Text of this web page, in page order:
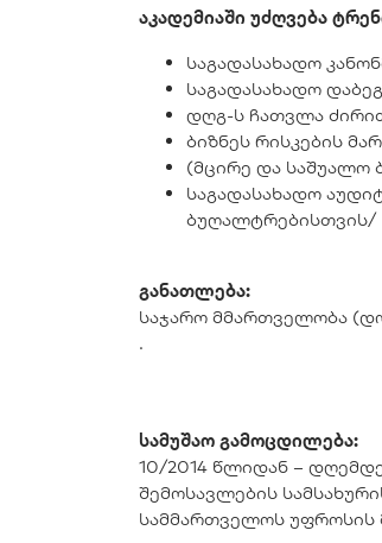
აკადემიაში უძღვება
საგადასახადო
საგადასახადო
დღგ-ს ჩათვლა
ბიზნეს რისკების
(მცირე და საშუალო
საგადასახადო
ბუღალტრებისთვის/
განათლება:
საჯარო მმართველობა
.
სამუშაო გამოცდილება:
10/2014 წლიდან –
შემოსავლების
სამმართველოს